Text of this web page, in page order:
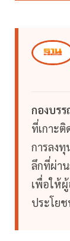
กองบร
ที่เกาะติ
การลงทุ
ลึกที่ผ่า
เพื่อให้
ประโย